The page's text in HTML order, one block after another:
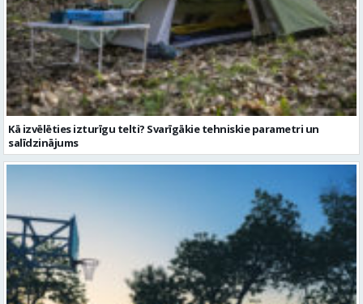
Kā izvēlēties izturīgu telti? Svarīgākie tehniskie parametri un
salīdzinājums